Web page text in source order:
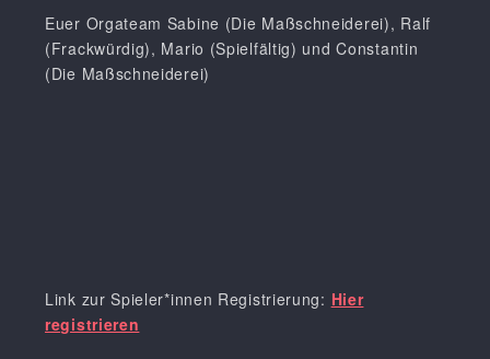
Euer Orgateam Sabine (Die Maßschneiderei), Ralf
(Frackwürdig), Mario (Spielfältig) und Constantin
(Die Maßschneiderei)
Link zur Spieler*innen Registrierung: Hier
registrieren